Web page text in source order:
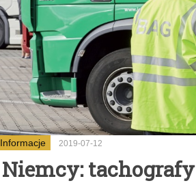
Informacje 2019-07-12
Niemcy: